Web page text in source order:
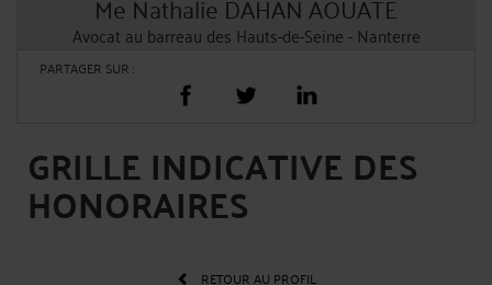
Avocat au barreau des Hauts-de-Seine - Nanterre
PARTAGER SUR :
GRILLE INDICATIVE DES
HONORAIRES
RETOUR AU PROFIL